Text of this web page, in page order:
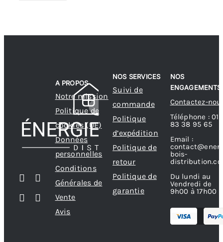
A PROPOS
Notre mission
Politique de
cookies (UE)
Données
personnelles
Conditions
Générales de
Vente
Avis
NOS SERVICES
Suivi de
commande
Politique
d’expédition
Politique de
retour
Politique de
garantie
NOS
ENGAGEMENTS
Contactez-
Téléphone : 01
83 38 95 65
Email :
bois-
Du lundi au
Vendredi de
9h00 à 17h00